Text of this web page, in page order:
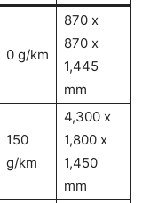
0 g/km
870 x
870 x
1,445
mm
150
g/km
4,300 x
1,800 x
1,450
mm